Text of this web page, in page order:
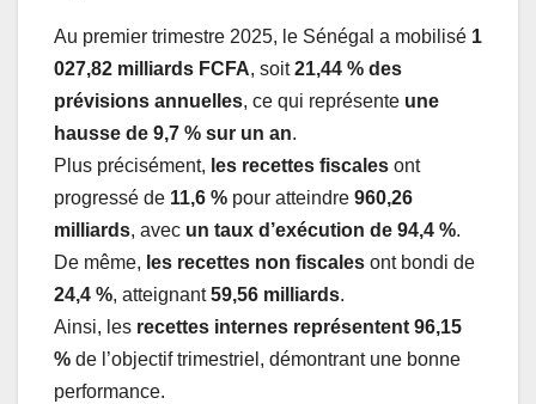
Au premier trimestre 2025, le Sénégal a mobilisé 1
027,82 milliards FCFA, soit21,44 % des
prévisions annuelles, ce qui représente une
hausse de 9,7 % sur un an.
Plus précisément, les recettes fiscales ont
progressé de 11,6 % pour atteindre 960,26
milliards, avec un taux d’exécution de 94,4 %.
De même, les recettes non fiscales ont bondi de
24,4 %, atteignant59,56 milliards.
Ainsi, les recettes internes représentent 96,15
% de l’objectif trimestriel, démontrant une bonne
performance.